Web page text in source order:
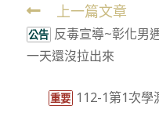
Read
more
articles
上一篇文章
公告 反毒宣導~彰化男
一天還沒拉出來
重要 112-1第1次學